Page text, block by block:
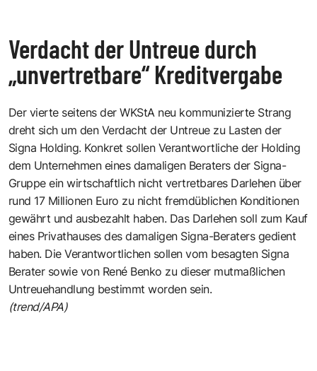
Verdacht der Untreue durch
„unvertretbare“ Kreditvergabe
Der vierte seitens der WKStA neu kommunizierte Strang
dreht sich um den Verdacht der Untreue zu Lasten der
Signa Holding. Konkret sollen Verantwortliche der Holding
dem Unternehmen eines damaligen Beraters der Signa-
Gruppe ein wirtschaftlich nicht vertretbares Darlehen über
rund 17 Millionen Euro zu nicht fremdüblichen Konditionen
gewährt und ausbezahlt haben. Das Darlehen soll zum Kauf
eines Privathauses des damaligen Signa-Beraters gedient
haben. Die Verantwortlichen sollen vom besagten Signa
Berater sowie von René Benko zu dieser mutmaßlichen
Untreuehandlung bestimmt worden sein.
(trend/APA)